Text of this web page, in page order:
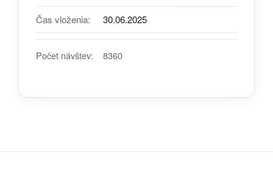
Čas vloženia: 30.06.2025
Počet návštev: 8360